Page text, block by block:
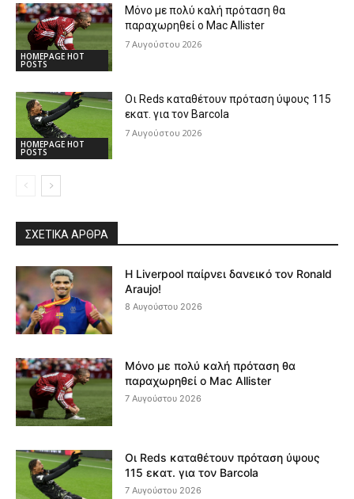
HOMEPAGE HOT
POSTS
Μόνο με πολύ καλή πρόταση θα
παραχωρηθεί ο Mac Allister
7 Αυγούστου 2026
HOMEPAGE HOT
POSTS
Οι Reds καταθέτουν πρόταση ύψους 115
εκατ. για τον Barcola
7 Αυγούστου 2026
ΣΧΕΤΙΚΆ ΆΡΘΡΑ
Η Liverpool παίρνει δανεικό τον Ronald
Araujo!
8 Αυγούστου 2026
Μόνο με πολύ καλή πρόταση θα
παραχωρηθεί ο Mac Allister
7 Αυγούστου 2026
Οι Reds καταθέτουν πρόταση ύψους
115 εκατ. για τον Barcola
7 Αυγούστου 2026